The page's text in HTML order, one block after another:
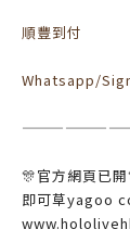
順豐到付
Whatsapp/
🎊官方網頁已開
即可草yagoo